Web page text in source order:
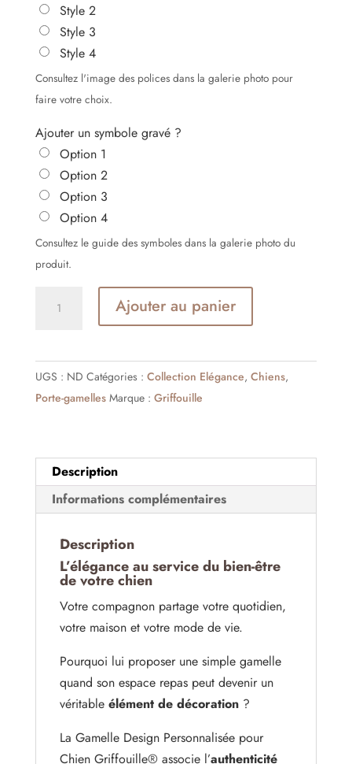
Style 2
Style 3
Style 4
Consultez l'image des polices dans la galerie photo pour
faire votre choix.
Ajouter un symbole gravé ?
Option 1
Option 2
Option 3
Option 4
Consultez le guide des symboles dans la galerie photo du
produit.
Design
Personnalisée
pour
Ajouter au panier
UGS : ND Catégories : Collection Elégance, Chiens,
Porte-gamelles Marque : Griffouille
Description
Informations complémentaires
Description
L’élégance au service du bien-être
de votre chien
Votre compagnon partage votre quotidien,
votre maison et votre mode de vie.
Pourquoi lui proposer une simple gamelle
quand son espace repas peut devenir un
véritable élément de décoration?
La Gamelle Design Personnalisée pour
Chien Griffouille® associe l’authenticité